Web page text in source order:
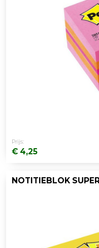
Prijs:
€ 4,25